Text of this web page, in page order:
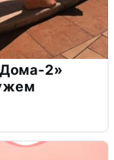
2»